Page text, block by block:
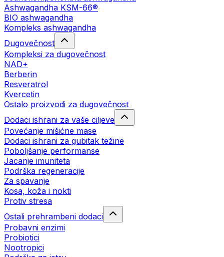
Ashwagandha KSM-66®
BIO ashwagandha
Kompleks ashwagandha
Dugovečnost
Kompleksi za dugovečnost
NAD+
Berberin
Resveratrol
Kvercetin
Ostalo proizvodi za dugovečnost
Dodaci ishrani za vaše ciljeve
Povećanje mišićne mase
Dodaci ishrani za gubitak težine
Poboljšanje performanse
Jacanje imuniteta
Podrška regeneracije
Za spavanje
Kosa, koža i nokti
Protiv stresa
Ostali prehrambeni dodaci
Probavni enzimi
Probiotici
Nootropici